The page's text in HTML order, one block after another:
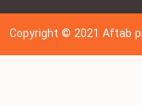
Copyright © 202 1Aftab